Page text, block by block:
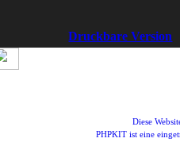
Druckbare Version
Diese
PHPKIT ist eine